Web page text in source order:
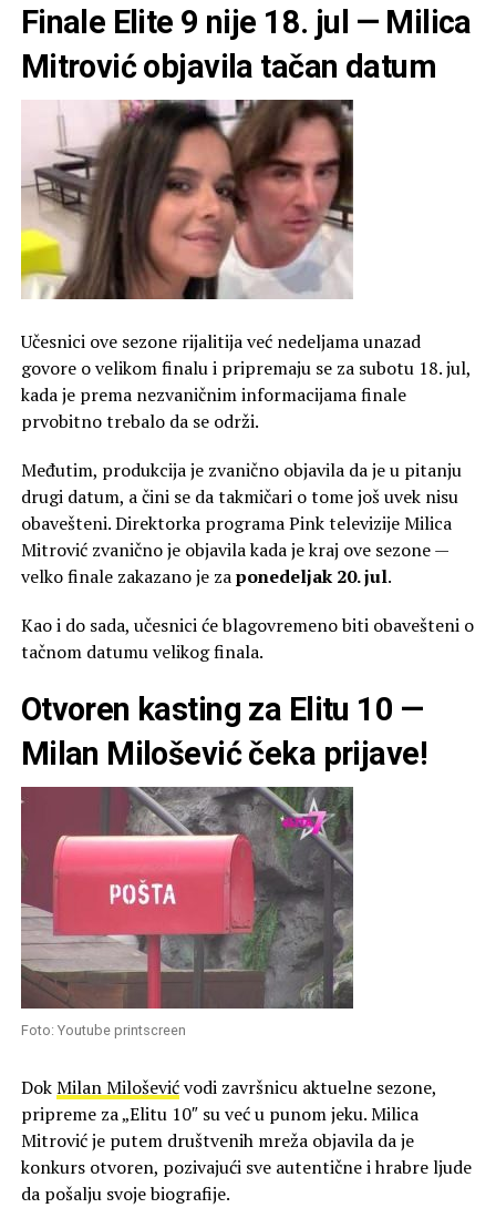
Finale Elite 9 nije 18. jul — Milica
Mitrović objavila tačan datum
Učesnici ove sezone rijalitija već nedeljama unazad
govore o velikom finalu i pripremaju se za subotu 18. jul,
kada je prema nezvaničnim informacijama finale
prvobitno trebalo da se održi.
Međutim, produkcija je zvanično objavila da je u pitanju
drugi datum, a čini se da takmičari o tome još uvek nisu
obavešteni. Direktorka programa Pink televizije Milica
Mitrović zvanično je objavila kada je kraj ove sezone —
velko finale zakazano je zaponedeljak 20. jul.
Kao i do sada, učesnici će blagovremeno biti obavešteni o
tačnom datumu velikog finala.
Otvoren kasting za Elitu 10 —
Milan Milošević čeka prijave!
Foto: Youtube printscreen
DokMilan Miloševićvodi završnicu aktuelne sezone,
pripreme za „Elitu 10″ su već u punom jeku. Milica
Mitrović je putem društvenih mreža objavila da je
konkurs otvoren, pozivajući sve autentične i hrabre ljude
da pošalju svoje biografije.